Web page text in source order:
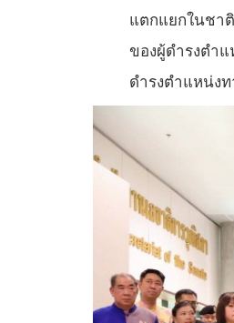
แตกแยกในชา
ของผู้ดำรงตำ
ดำรงตำแหน่งท